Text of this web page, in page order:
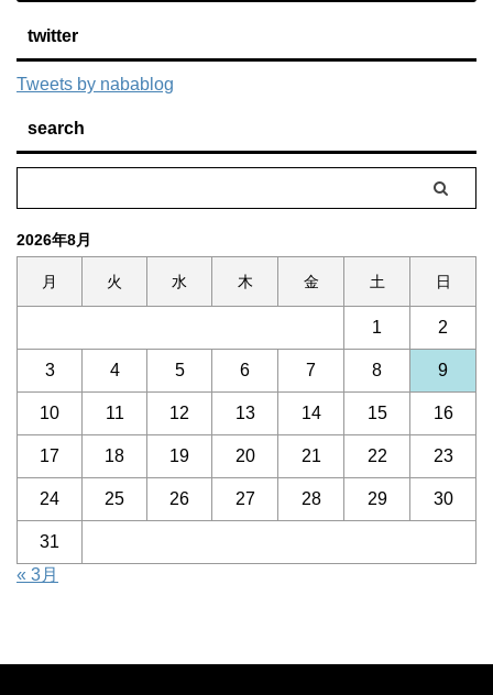
twitter
Tweets by nabablog
search
2026年8月
月 火 水 木 金 土 日
1 2
3 4 5 6 7 8 9
10 11 12 13 14 15 16
17 18 19 20 21 22 23
24 25 26 27 28 29 30
31
« 3月